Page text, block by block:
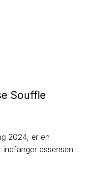
Souffle
2024, er en
essensen